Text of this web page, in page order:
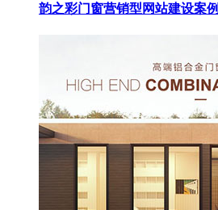
韵之彩门窗营销型网站建设案例